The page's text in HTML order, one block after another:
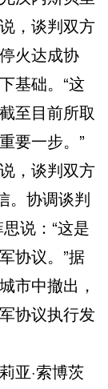
，谈判双方
火达成协
基础。“这
至目前所取
要一步。”
，谈判双方
。协调谈判
说：“这是
协议。”据
市中撤出，
协议执行发
亚·索博茨